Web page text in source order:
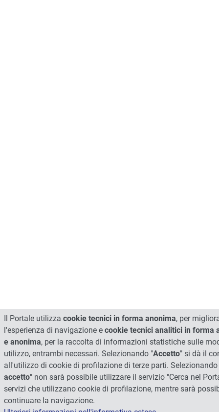
Il Portale utilizza cookie tecnici in forma anonima, per
l'esperienza di navigazione e cookie tecnici analitici in forma
e anonima, per la raccolta di informazioni statistiche sulle
utilizzo, entrambi necessari. Selezionando "Accetto" si dà il
all'utilizzo di cookie di profilazione di terze parti. Selezionando
accetto" non sarà possibile utilizzare il servizio "Cerca nel
servizi che utilizzano cookie di profilazione, mentre sarà
continuare la navigazione.